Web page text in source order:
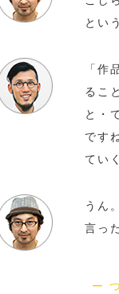
とい
「作
るこ
と・
です
てい
うん
言っ
ー つくる